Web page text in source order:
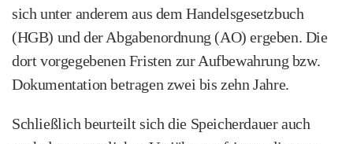
sich unter anderem aus dem Handels­gesetzbuch
(HGB) und der Abgabenordnung (AO) ergeben. Die
dort vorgegebenen Fristen zur Aufbewahrung bzw.
Dokumentation betragen zwei bis zehn Jahre.
Schließlich beurteilt sich die Speicherdauer auch